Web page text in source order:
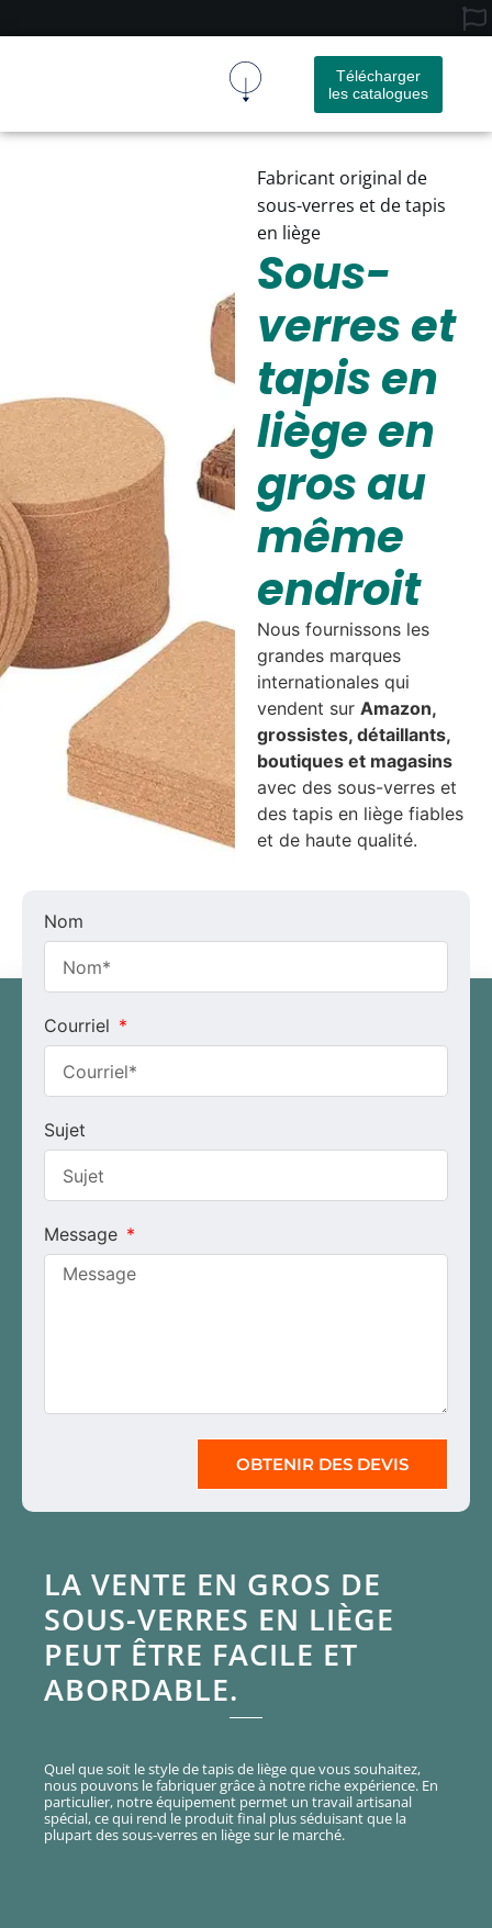
Télécharger
les catalogues
Fabricant original de
sous-verres et de tapis
en liège
Sous-
verres et
tapis en
liège en
gros au
même
endroit
Nous fournissons les
grandes marques
internationales qui
vendent sur Amazon,
grossistes, détaillants,
boutiques et magasins
avec des sous-verres et
des tapis en liège fiables
et de haute qualité.
Nom
Courriel
Sujet
Message
OBTENIR DES DEVIS
LA VENTE EN GROS DE
SOUS-VERRES EN LIÈGE
PEUT ÊTRE FACILE ET
ABORDABLE.
Quel que soit le style de tapis de liège que vous souhaitez,
nous pouvons le fabriquer grâce à notre riche expérience. En
particulier, notre équipement permet un travail artisanal
spécial, ce qui rend le produit final plus séduisant que la
plupart des sous-verres en liège sur le marché.